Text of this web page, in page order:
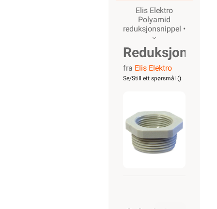
Elis Elektro
Polyamid
reduksjonsnippel •
M32-M25
fra Elis Elektro
Se/Still ett spørsmål ()